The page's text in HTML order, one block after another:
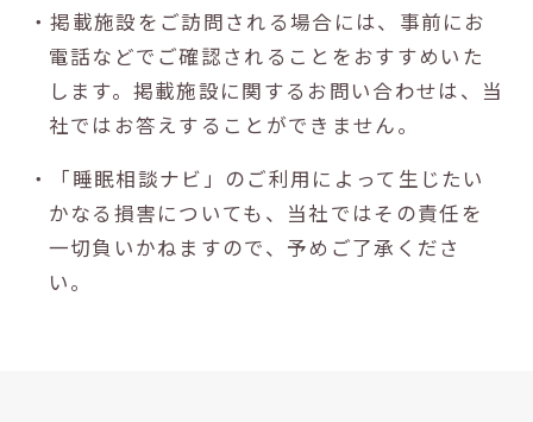
・掲載施設をご訪問される場合には、事前にお
電話などでご確認されることをおすすめいた
します。掲載施設に関するお問い合わせは、当
社ではお答えすることができません。
・「睡眠相談ナビ」のご利用によって生じたい
かなる損害についても、当社ではその責任を
一切負いかねますので、予めご了承くださ
い。